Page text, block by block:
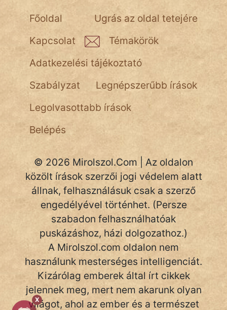
X
vörös ördög
NapHold
Név nélkül
pszichopati
szegény legény
Hoffer Botond
szemfüles
Ugrás az oldal tetejére
Főoldal
Kapcsolat
Témakörök
Adatkezelési tájékoztató
Szabályzat
Legnépszerűbb írások
Legolvasottabb írások
Belépés
© 2026 Mirolszol.Com | Az oldalon
közölt írások szerzői jogi védelem alatt
állnak, felhasználásuk csak a szerző
engedélyével történhet. (Persze
szabadon felhasználhatóak
puskázáshoz, házi dolgozathoz.)
A Mirolszol.com oldalon nem
használunk mesterséges intelligenciát.
Kizárólag emberek által írt cikkek
jelennek meg, mert nem akarunk olyan
világot, ahol az ember és a természet